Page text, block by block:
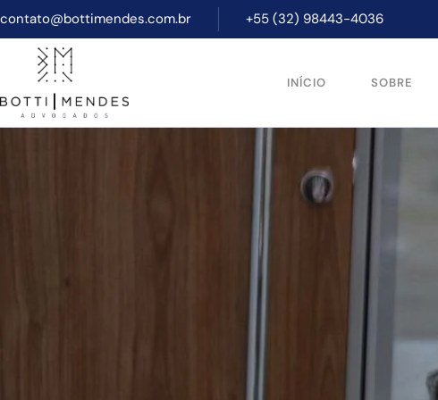
contato@bottimendes.com.br +55 (32) 98443-4036
INÍCIO SOBRE